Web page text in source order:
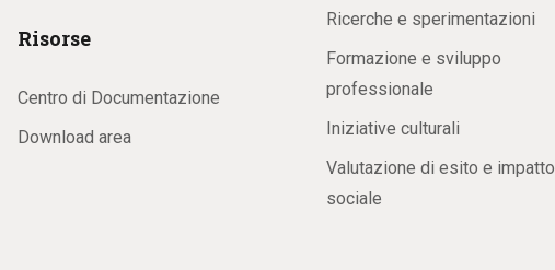
Risorse
Centro di Documentazione
Download area
Ricerche e sperimentazioni
Formazione e sviluppo
professionale
Iniziative culturali
Valutazione di esito e impatto
sociale